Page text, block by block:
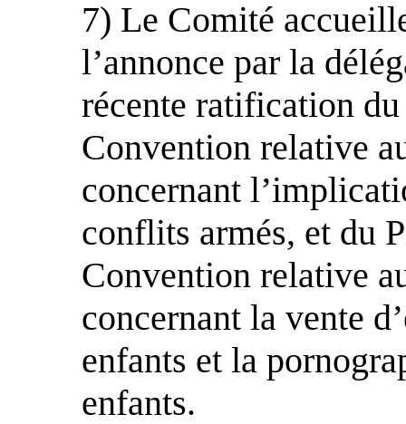
7) Le Comité
l’annonce par la
récente ratification
Convention relative
concernant
conflits armés, et du
Convention relative
concernant la vente
enfants et la
enfants.